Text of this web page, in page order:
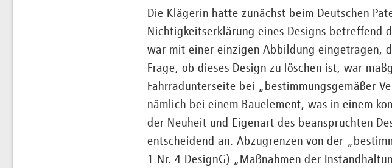
Die Klägerin hatte zunächst beim Deutschen
Nichtigkeitserklärung eines Designs betreffend
war mit einer einzigen Abbildung eingetragen,
Frage, ob dieses Design zu löschen ist, war
Fahrradunterseite bei „bestimmungsgemäßer
nämlich bei einem Bauelement, was in einem
der Neuheit und Eigenart des beanspruchten
entscheidend an. Abzugrenzen von der
1 Nr. 4 DesignG) „Maßnahmen der